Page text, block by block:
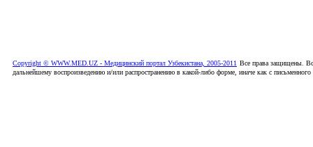
Copyright © WWW.MED.UZ - Медицинский портал Узбекистана, 2005-2011 Все права защищены.
дальнейшему воспроизведению и/или распространению в какой-либо форме, иначе как с